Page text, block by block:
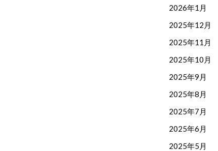
2026年1月
2025年12月
2025年11月
2025年10月
2025年9月
2025年8月
2025年7月
2025年6月
2025年5月